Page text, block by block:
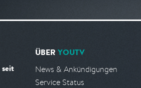
seit
ÜBER YOUTV
News & Ankündigungen
Service Status